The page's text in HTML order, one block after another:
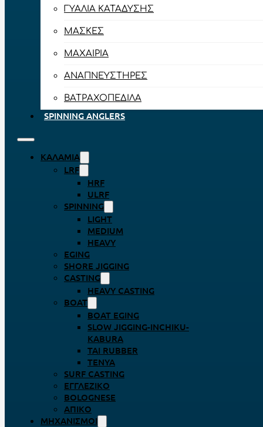
ΓΥΑΛΙΆ ΚΑΤΆΔΥΣΗΣ
ΜΆΣΚΕΣ
ΜΑΧΑΊΡΙΑ
ΑΝΑΠΝΕΥΣΤΉΡΕΣ
ΒΑΤΡΑΧΟΠΈΔΙΛΑ
SPINNING ANGLERS
ΚΑΛΆΜΙΑ
LRF
HRF
ULRF
SPINNING
LIGHT
MEDIUM
HEAVY
EGING
SHORE JIGGING
CASTING
HEAVY CASTING
BOAT
BOAT EGING
SLOW JIGGING-INCHIKU-
KABURA
TAI RUBBER
TENYA
SURF CASTING
ΕΓΓΛΈΖΙΚΟ
BOLOGNESE
ΑΠΊΚΟ
ΜΗΧΑΝΙΣΜΟΊ